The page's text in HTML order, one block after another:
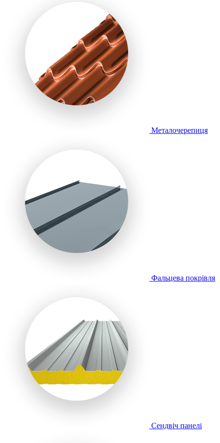
Металочерепиця
Фальцева покрівля
Сендвіч панелі